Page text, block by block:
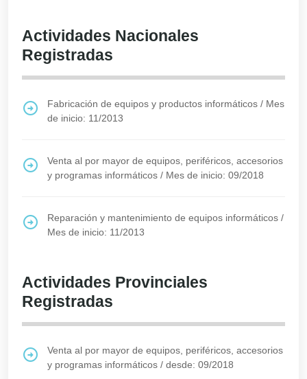
Actividades Nacionales
Registradas
Fabricación de equipos y productos informáticos / Mes
de inicio: 11/2013
Venta al por mayor de equipos, periféricos, accesorios
y programas informáticos / Mes de inicio: 09/2018
Reparación y mantenimiento de equipos informáticos /
Mes de inicio: 11/2013
Actividades Provinciales
Registradas
Venta al por mayor de equipos, periféricos, accesorios
y programas informáticos / desde: 09/2018